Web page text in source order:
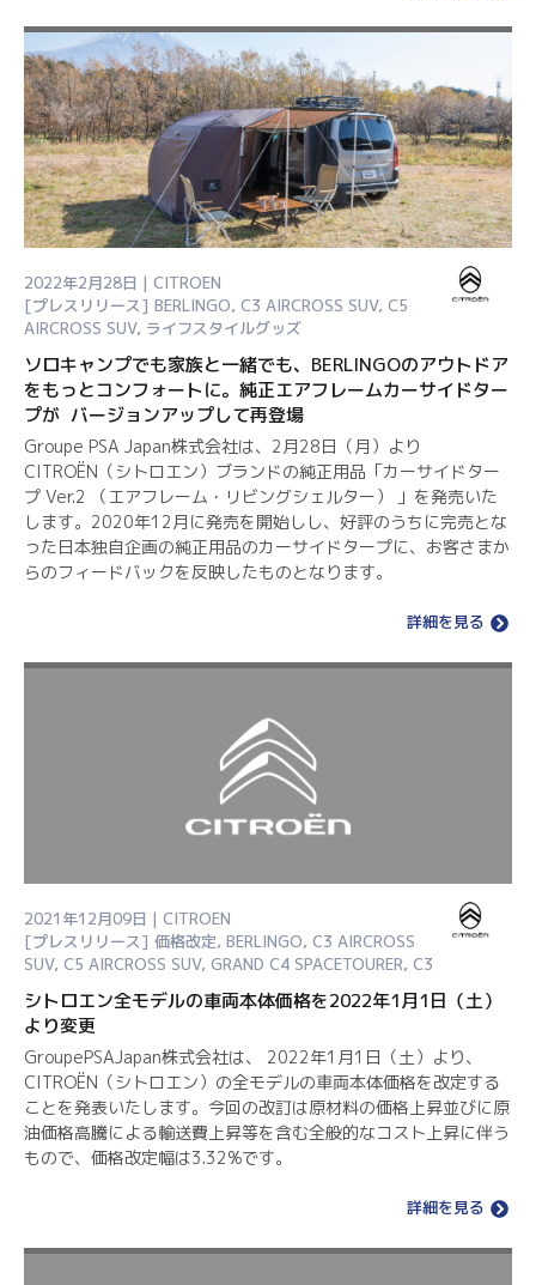
2022年2月28日 | CITROEN
[プレスリリース] BERLINGO, C3 AIRCROSS SUV, C5
AIRCROSS SUV, ライフスタイルグッズ
ソロキャンプでも家族と一緒でも、BERLINGOのアウトドア
をもっとコンフォートに。純正エアフレームカーサイドター
プが バージョンアップして再登場
Groupe PSA Japan株式会社は、2月28日（月）より
CITROËN（シトロエン）ブランドの純正用品「カーサイドター
プ Ver.2 （エアフレーム・リビングシェルター） 」を発売いた
します。2020年12月に発売を開始しし、好評のうちに完売とな
った日本独自企画の純正用品のカーサイドタープに、お客さまか
らのフィードバックを反映したものとなります。
詳細を見る
2021年12月09日 | CITROEN
[プレスリリース] 価格改定, BERLINGO, C3 AIRCROSS
SUV, C5 AIRCROSS SUV, GRAND C4 SPACETOURER, C3
シトロエン全モデルの車両本体価格を2022年1月1日（土）
より変更
GroupePSAJapan株式会社は、 2022年1月1日（土）より、
CITROËN（シトロエン）の全モデルの車両本体価格を改定する
ことを発表いたします。今回の改訂は原材料の価格上昇並びに原
油価格高騰による輸送費上昇等を含む全般的なコスト上昇に伴う
もので、価格改定幅は3.32%です。
詳細を見る